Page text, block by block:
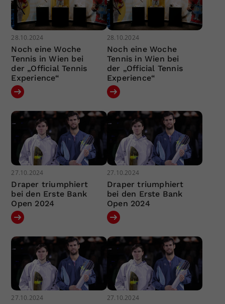
28.10.2024
Noch eine Woche
Tennis in Wien bei
der „Official Tennis
Experience“
28.10.2024
Noch eine Woche
Tennis in Wien bei
der „Official Tennis
Experience“
27.10.2024
Draper triumphiert
bei den Erste Bank
Open 2024
27.10.2024
Draper triumphiert
bei den Erste Bank
Open 2024
27.10.2024 27.10.2024